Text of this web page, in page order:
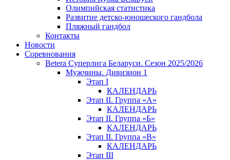
Олимпийская статистика
Развитие детско-юношеского гандбола
Пляжный гандбол
Контакты
Новости
Соревнования
Betera Суперлига Беларуси. Сезон 2025/2026
Мужчины. Дивизион 1
Этап I
КАЛЕНДАРЬ
Этап II. Группа «А»
КАЛЕНДАРЬ
Этап II. Группа «Б»
КАЛЕНДАРЬ
Этап II. Группа «В»
КАЛЕНДАРЬ
Этап III